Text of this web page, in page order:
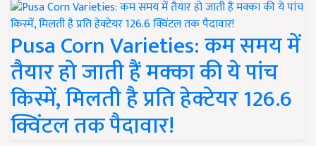
Pusa Corn Varieties: कम समय में
तैयार हो जाती हैं मक्का की ये पांच
किस्में, मिलती है प्रति हेक्टेयर 126.6
क्विंटल तक पैदावार!